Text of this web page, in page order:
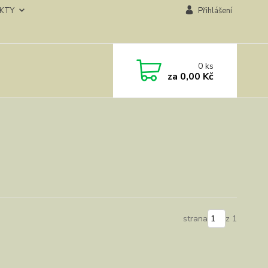
Přihlášení
0ks
za 0,00 Kč
strana z 1